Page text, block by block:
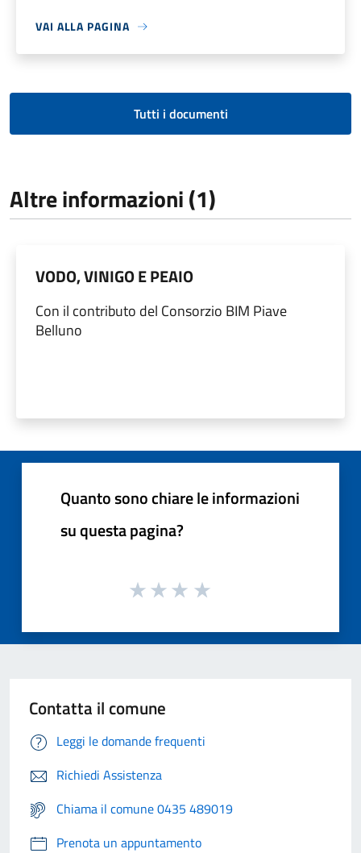
VAI ALLA PAGINA
Tutti i documenti
Altre informazioni (1)
VODO, VINIGO E PEAIO
Con il contributo del Consorzio BIM Piave
Belluno
Quanto sono chiare le informazioni
su questa pagina?
Contatta il comune
Leggi le domande frequenti
Richiedi Assistenza
Chiama il comune 0435 489019
Prenota un appuntamento